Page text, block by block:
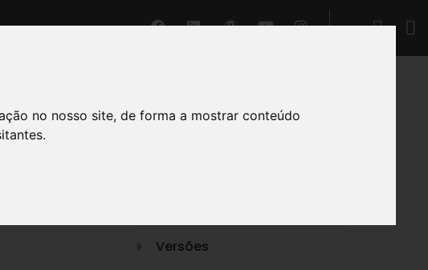
no nosso site, de forma a mostrar conteúdo
O nosso Suporte
Versões